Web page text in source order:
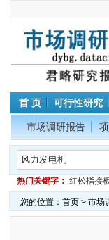
首 页 可行性研究
市场调研报告
热门关键字： 红松指接
您的位置： 首页> 市场